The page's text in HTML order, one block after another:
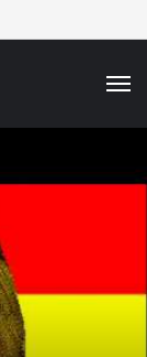
Jablunkov